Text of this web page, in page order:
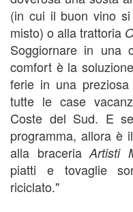
(in cui il buon vino
misto) o alla trattoria
Soggiornare in una
comfort è la
ferie in una
tutte le case
Coste del Sud. E
programma, allora è
alla braceriaArtisti
piatti e tovaglie
riciclato."